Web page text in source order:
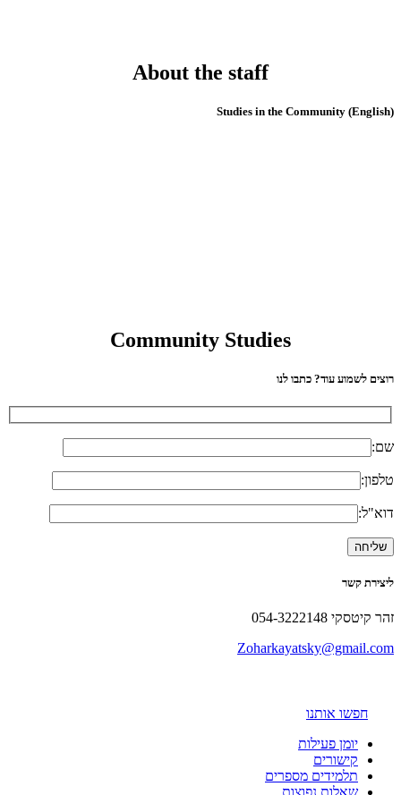
About the staff
(English) Studies in the Community
Community Studies
רוצים לשמוע עוד? כתבו לנו
שם:
טלפון:
דוא"ל:
ליצירת קשר
זהר קיטסקי 054-3222148
Zoharkayatsky@gmail.com
חפשו אותנו
יומן פעילות
קישורים
תלמידים מספרים